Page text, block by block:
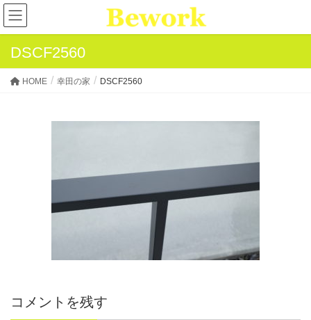
DSCF2560
HOME 幸田の家 DSCF2560
コメントを残す